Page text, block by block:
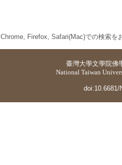
Chrome, Firefox, Safari(Mac)での検索を
臺灣大學文學院佛
National Taiwan
doi:10.6681/